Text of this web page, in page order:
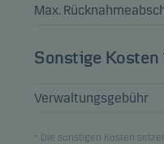
30.11.2036
Max.
Sonstige Kosten
Verwaltungsgebühr
* Die sonstigen Kosten